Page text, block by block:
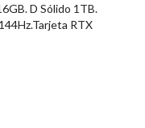
D Sólido 1TB.
RTX